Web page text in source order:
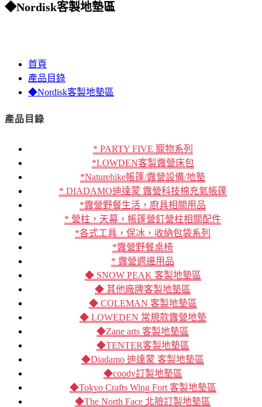
◆Nordisk客製地墊區
首頁
產品目錄
◆Nordisk客製地墊區
產品目錄
* PARTY FIVE 寵物系列
*LOWDEN客製露營床包
*Naturehike帳篷/露營設備/地墊
* DIADAMO迪達蒙 露營科技棉充氣帳篷
*露營野餐生活，廚具相關用品
* 營柱，天幕，帳篷營釘營柱相關配件
*各式工具，保冰，收納包袋系列
*露營野餐桌椅
* 露營週邊用品
◆ SNOW PEAK 客製地墊區
◆ 其他廠牌客製地墊區
◆ COLEMAN 客製地墊區
◆ LOWEDEN 常規款露營地墊
◆Zane arts 客製地墊區
◆TENTER客製地墊區
◆Diadamo 迪達蒙 客製地墊區
◆coody訂製地墊區
◆Tokyo Crafts Wing Fort 客製地墊區
◆The North Face 北臉訂製地墊區